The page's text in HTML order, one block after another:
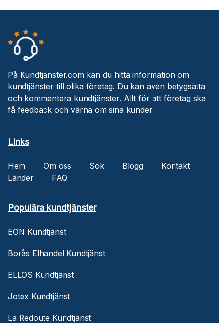
På Kundtjanster.com kan du hitta information om
kundtjänster till olika företag. Du kan även betygsätta
och kommentera kundtjänster. Allt för att företag ska
få feedback och värna om sina kunder.
Links
Hem Om oss Sök Blogg
Kontakt
Länder
FAQ
Populära kundtjänster
EON Kundtjänst
Borås Elhandel Kundtjänst
ELLOS Kundtjänst
Jotex Kundtjänst
La Redoute Kundtjänst